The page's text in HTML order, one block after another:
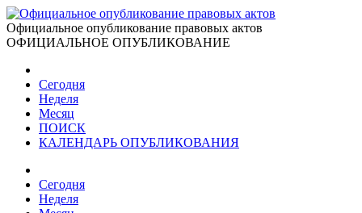
Официальное опубликование правовых актов
ОФИЦИАЛЬНОЕ ОПУБЛИКОВАНИЕ
Сегодня
Неделя
Месяц
ПОИСК
КАЛЕНДАРЬ ОПУБЛИКОВАНИЯ
Сегодня
Неделя